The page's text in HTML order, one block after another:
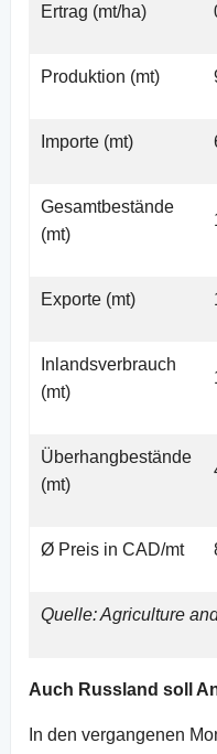
Ertrag (mt/ha)
Produktion (mt)
Importe (mt)
Gesamtbestände
(mt)
Exporte (mt)
Inlandsverbrauch
(mt)
Überhangbestände
(mt)
Ø Preis in CAD/mt
Quelle: Agriculture
Auch Russland soll
In den vergangenen